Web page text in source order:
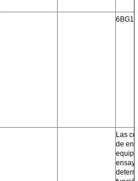
6BG1
Las
de